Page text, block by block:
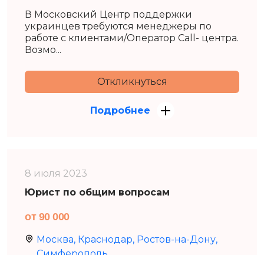
В Московский Центр поддержки
украинцев требуются менеджеры по
работе с клиентами/Оператор Call- центра.
Возмо...
Откликнуться
Подробнее
8 июля 2023
Юрист по общим вопросам
от 90 000
Москва, Краснодар, Ростов-на-Дону,